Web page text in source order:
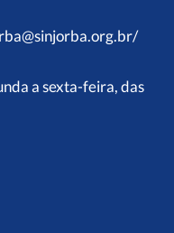
a sexta-feira, das